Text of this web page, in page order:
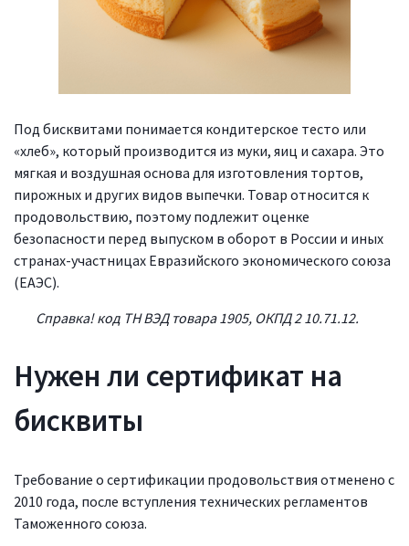
Под бисквитами понимается кондитерское тесто или
«хлеб», который производится из муки, яиц и сахара. Это
мягкая и воздушная основа для изготовления тортов,
пирожных и других видов выпечки. Товар относится к
продовольствию, поэтому подлежит оценке
безопасности перед выпуском в оборот в России и иных
странах-участницах Евразийского экономического союза
(ЕАЭС).
Справка! код ТН ВЭД товара 1905, ОКПД 2 10.71.12.
Нужен ли сертификат на
бисквиты
Требование о сертификации продовольствия отменено с
2010 года, после вступления технических регламентов
Таможенного союза.